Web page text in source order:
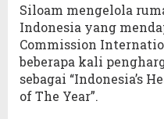
Siloam mengelola
Indonesia yang
Commission
beberapa kali
sebagai “Indonesia’s
of The Year”.